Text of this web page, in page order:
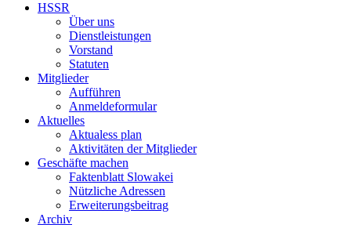
HSSR
Über uns
Dienstleistungen
Vorstand
Statuten
Mitglieder
Aufführen
Anmeldeformular
Aktuelles
Aktualess plan
Aktivitäten der Mitglieder
Geschäfte machen
Faktenblatt Slowakei
Nützliche Adressen
Erweiterungsbeitrag
Archiv